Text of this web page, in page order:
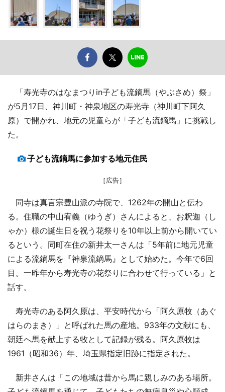
「寿光寺のはなまつりin子ども流鏑馬（やぶさめ）祭」
が5月17日、神川町・神泉地区の寿光寺（神川町下阿久
原）で開かれ、地元の児童らが「子ども流鏑馬」に挑戦し
た。
子ども流鏑馬に参加する地元住民
［広告］
同寺は真言宗豊山派の寺院で、1262年の開山と伝わ
る。住職の中山宥義（ゆうぎ）さんによると、お釈迦（し
ゃか）様の誕生日を祝う花祭りを10年以上前から開いてい
るという。同町在住の新井太一さんは「5年前に地元児童
による流鏑馬を『神泉流鏑馬』として始めた。今年で6回
目。一昨年から寿光寺の花祭りに合わせて行っている」と
話す。
寿光寺のある阿久原は、平安時代から「阿久原牧（あぐ
はらのまき）」と呼ばれた馬の産地。933年の文献にも、
朝廷へ馬を献上する牧として記録が残る。阿久原牧は
1961（昭和36）年、埼玉県指定旧跡に指定された。
新井さんは「この地域は昔から馬に親しみのある場所。